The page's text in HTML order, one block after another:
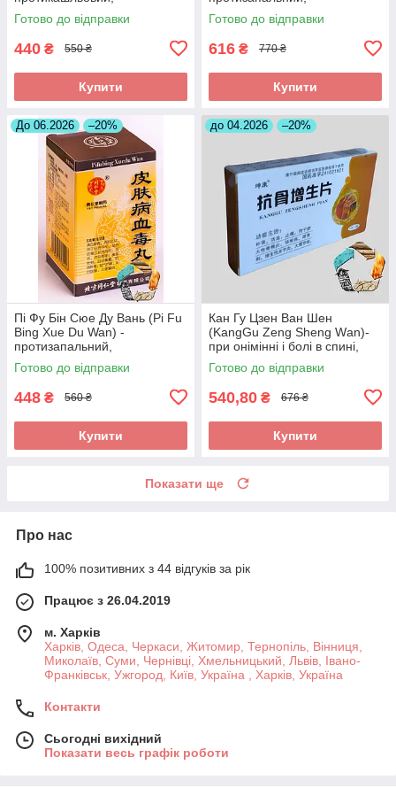
протизапальний
Готово до відправки
440 ₴ 550 ₴
Купити
знеболюючий, при
холециститі
Готово до відправки
616 ₴ 770 ₴
Купити
До 06.2026 –20%
Пі Фу Бін Сюе Ду Вань (Pi Fu
Bing Xue Du Wan) -
протизапальний,
протиалергічний,
протисвербіжний,
Готово до відправки
448 ₴ 560 ₴
Купити
до 04.2026 –20%
Кан Гу Цзен Ван Шен
(KangGu Zeng Sheng Wаn)-
при онімінні і болі в спині,
остеохондрозі, радикуліті,
протрузії
Готово до відправки
540,80 ₴ 676 ₴
Купити
Показати ще
Про нас
100% позитивних з 44 відгуків за рік
Працює з 26.04.2019
м. Харків
Харків, Одеса, Черкаси, Житомир, Тернопіль, Вінниця,
Миколаїв, Суми, Чернівці, Хмельницький, Львів, Івано-
Франківськ, Ужгород, Київ, Україна , Харків, Україна
Контакти
Сьогодні вихідний
Показати весь графік роботи